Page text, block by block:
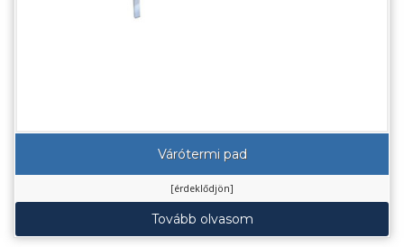
Várótermi pad
[érdeklődjön]
Tovább olvasom